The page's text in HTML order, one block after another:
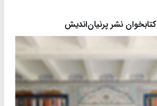
کتابخوان نشر پرنیان‌اندیش